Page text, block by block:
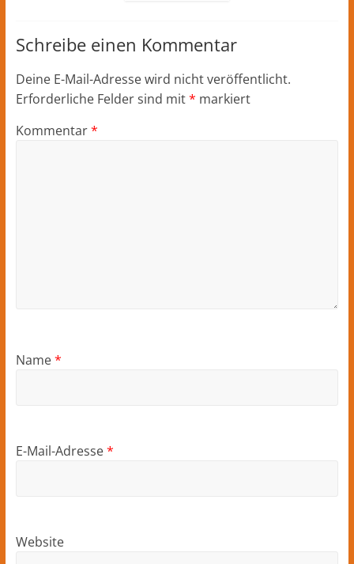
Schreibe einen Kommentar
Deine E-Mail-Adresse wird nicht veröffentlicht.
Erforderliche Felder sind mit* markiert
Kommentar*
Name*
E-Mail-Adresse*
Website